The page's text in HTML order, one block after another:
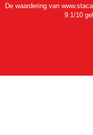
De waardering van
9.1/10